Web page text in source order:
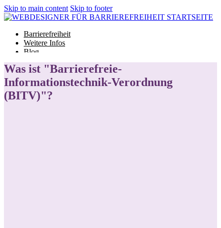
Skip to main content Skip to footer
Barrierefreiheit
Weitere Infos
Blog
Glossar
Barrierefreiheit
Was ist "Barrierefreie-
Informationstechnik-Verordnung
(BITV)"?